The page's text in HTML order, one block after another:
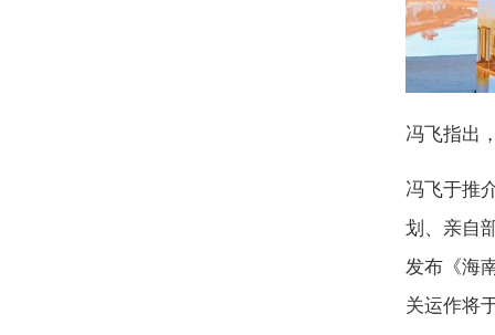
冯飞指出
冯飞于推
划、亲自
发布《海
关运作将